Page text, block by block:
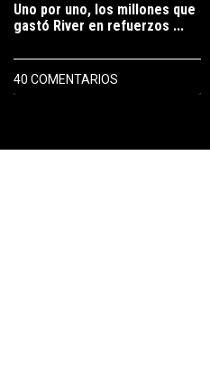
Uno por uno, los millones que
gastó River en refuerzos ...
40 COMENTARIOS